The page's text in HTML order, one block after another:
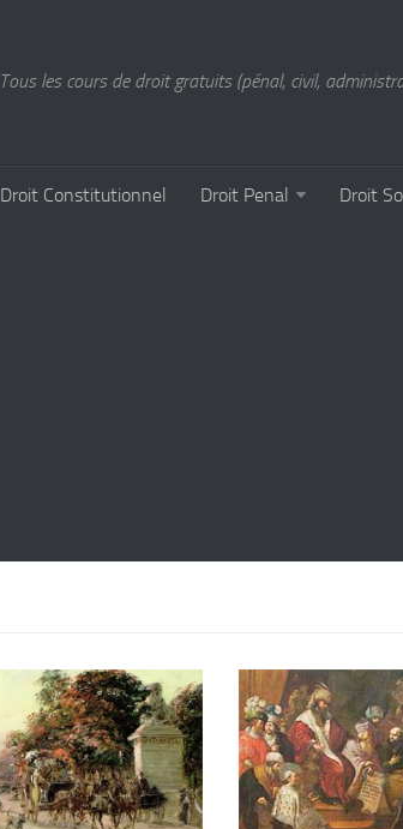
Tous les cours de droit gratuits (pénal, civil,
Droit Constitutionnel Droit Penal Droit